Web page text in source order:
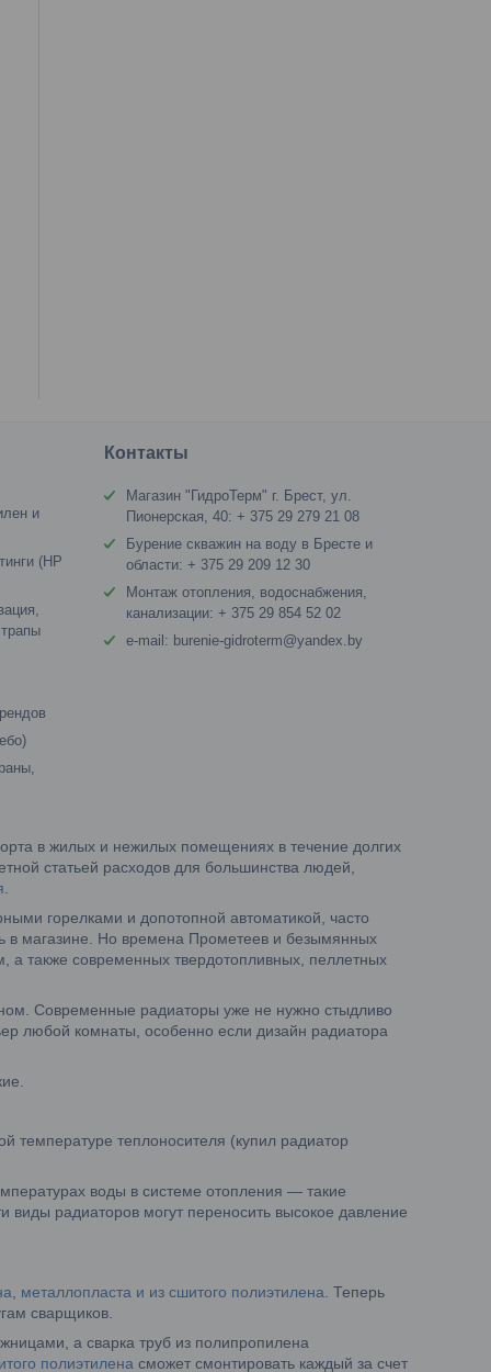
и
(HP
Контакты
Магазин "ГидроТерм" г. Брест, ул.
Пионерская, 40: + 375 29 279 21 08
Бурение скважин на воду в Бресте и
области: + 375 29 209 12 30
Монтаж отопления, водоснабжения,
канализации: + 375 29 854 52 02
e-mail: burenie-gidroterm@yandex.by
в жилых и нежилых помещениях в течение долгих
статьей расходов для большинства людей,
горелками и допотопной автоматикой, часто
в магазине. Но времена Прометеев и безымянных
также современных твердотопливных, пеллетных
Современные радиаторы уже не нужно стыдливо
любой комнаты, особенно если дизайн радиатора
температуре теплоносителя (купил радиатор
воды в системе отопления — такие
виды радиаторов могут переносить высокое давление
металлопласта и из сшитого полиэтилена . Теперь
сварщиков.
а сварка труб из полипропилена
полиэтилена сможет смонтировать каждый за счет